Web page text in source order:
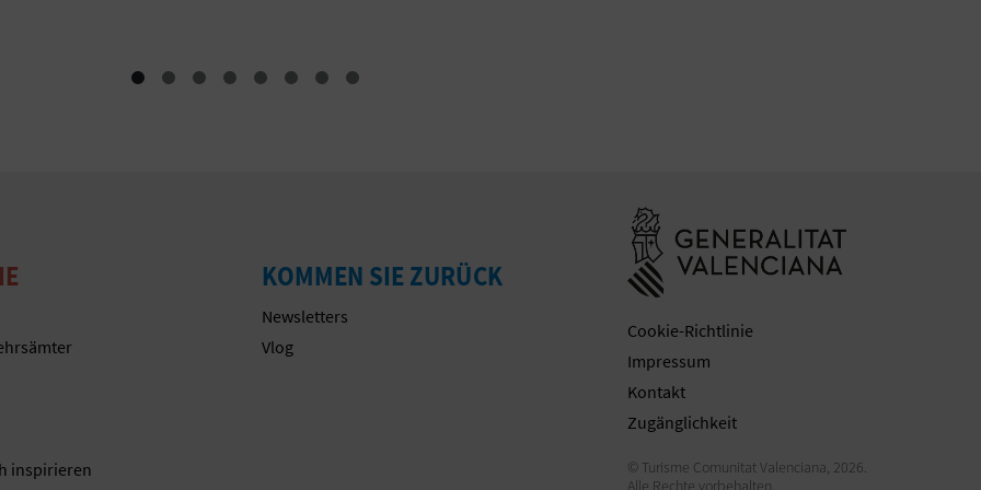
inspirieren
KOMMEN SIE ZURÜCK
Newsletters
Vlog
Cookie-Richtlinie
Impressum
Kontakt
Zugänglichkeit
© Turisme Comunitat Valenciana, 2026.
Alle Rechte vorbehalten.